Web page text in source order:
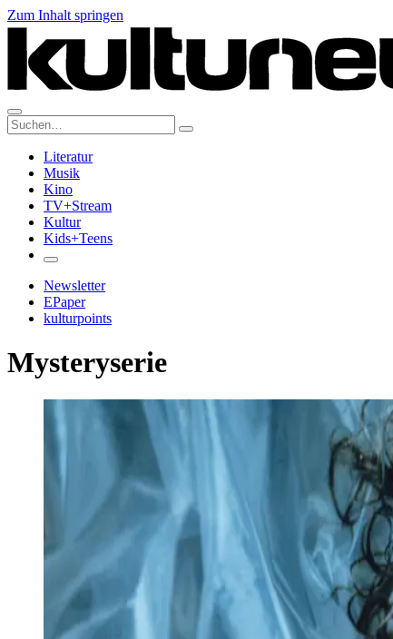
Zum Inhalt springen
Suche:
Literatur
Musik
Kino
TV+Stream
Kultur
Kids+Teens
Newsletter
EPaper
kulturpoints
Mysteryserie